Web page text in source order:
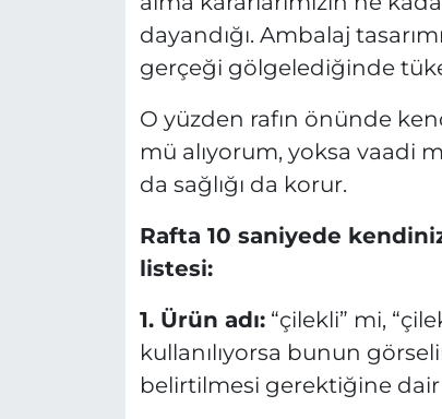
dayandığı. Ambalaj
gerçeği gölgelediğinde
O yüzden rafın önünde
mü alıyorum, yoksa vaadi
da sağlığı da korur.
Rafta 10 saniyede
listesi:
1. Ürün adı:“çilekli” mi,
kullanılıyorsa bunun
belirtilmesi gerektiğine